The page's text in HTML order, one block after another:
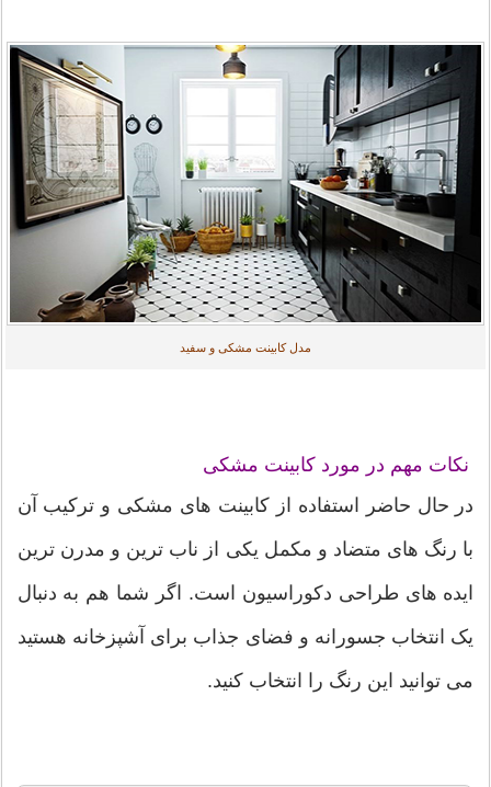
مدل کابینت مشکی و سفید
نکات مهم در مورد کابینت مشکی
در حال حاضر استفاده از کابینت های مشکی و ترکیب آن
با رنگ های متضاد و مکمل یکی از ناب ترین و مدرن ترین
ایده های طراحی دکوراسیون است. اگر شما هم به دنبال
یک انتخاب جسورانه و فضای جذاب برای آشپزخانه هستید
می توانید این رنگ را انتخاب کنید.